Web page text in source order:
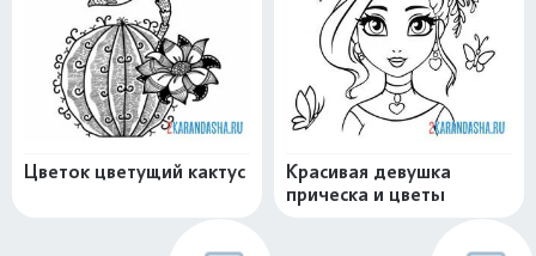
Цветок цветущий кактус
Красивая девушка
прическа и цветы